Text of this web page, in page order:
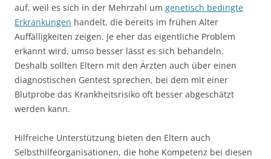
auf, weil es sich in der Mehrzahl um genetisch bedingte
Erkrankungen handelt, die bereits im frühen Alter
Auffälligkeiten zeigen. Je eher das eigentliche Problem
erkannt wird, umso besser lässt es sich behandeln.
Deshalb sollten Eltern mit den Ärzten auch über einen
diagnostischen Gentest sprechen, bei dem mit einer
Blutprobe das Krankheitsrisiko oft besser abgeschätzt
werden kann.
Hilfreiche Unterstützung bieten den Eltern auch
Selbsthilfeorganisationen, die hohe Kompetenz bei diesen